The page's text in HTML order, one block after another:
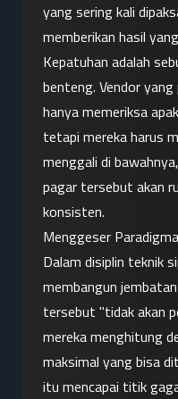
yang sering kali
memberikan hasil
Kepatuhan adalah
benteng. Vendor
hanya memeriksa
tetapi mereka harus
menggali di
pagar tersebut akan
konsisten.
Menggeser
Dalam disiplin teknik
membangun
tersebut "tidak akan
mereka menghitung
maksimal yang bisa
itu mencapai titik